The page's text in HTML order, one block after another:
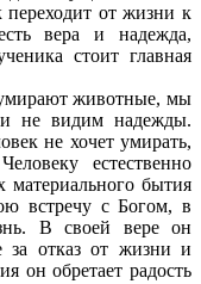
от жизни к
вера и надежда,
стоит главная
животные, мы
не видим надежды.
не хочет умирать,
естественно
материального бытия
встречу с Богом, в
В своей вере он
за отказ от жизни и
он обретает радость